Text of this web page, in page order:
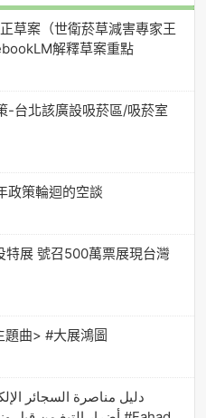
草案（世衛菸草減害專家王
解釋草案重點
-台北該廣設吸菸區/吸菸室
政策輪迴的空談
特展 號召500萬票展現台灣
曲> #大展鴻圖
دليل مناصرة السجائر